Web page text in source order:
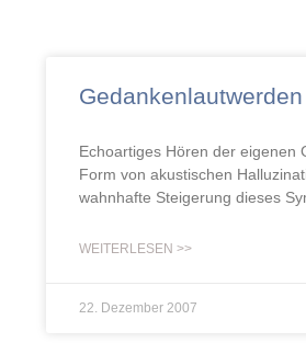
Gedankenlautwerden
Echoartiges Hören der eigenen
Form von akustischen
wahnhafte Steigerung dieses
WEITERLESEN >>
22. Dezember 2007